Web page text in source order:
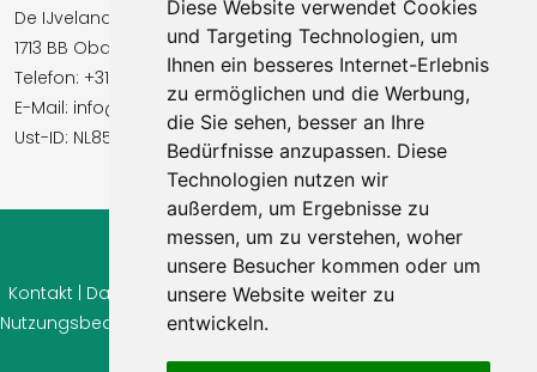
Diese Website verwendet Cookies
und Targeting Technologien, um
Ihnen ein besseres Internet-Erlebnis
zu ermöglichen und die Werbung,
die Sie sehen, besser an Ihre
Bedürfnisse anzupassen. Diese
Technologien nutzen wir
außerdem, um Ergebnisse zu
messen, um zu verstehen, woher
unsere Besucher kommen oder um
unsere Website weiter zu
entwickeln.
De IJvelandssloot 20
1713 BB Obdam, Niederlande
Telefon: +31854016545
E-Mail: info@vidavilla.com
Ust-ID: NL855781919B01
© 2026 Ferienhaus-Tirol.eu
Kontakt Datenschutz|Cookie Einstellungen|
Nutzungsbedingungen|Impressum